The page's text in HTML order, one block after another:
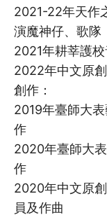
2021-22年天作
演魔神仔、歌隊
2021年耕莘護
2022年中文原
創作：
2019年臺師大
作
2020年臺師大
作
2020年中文原
員及作曲